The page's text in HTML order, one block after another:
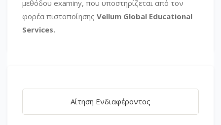
μεθόδου examiny, που υποστηρίζεται από τον
φορέα πιστοποίησης Vellum Global Educational
Services.
Αίτηση Ενδιαφέροντος